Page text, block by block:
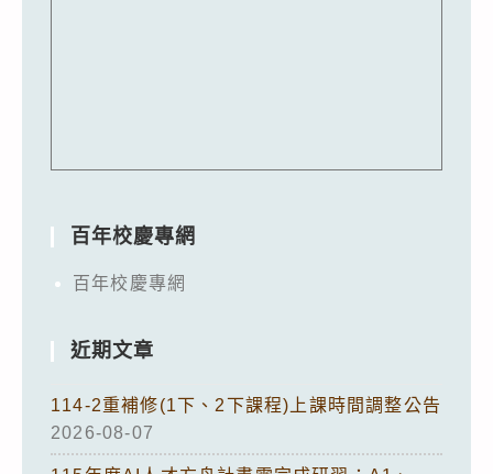
百年校慶專網
百年校慶專網
近期文章
114-2重補修(1下、2下課程)上課時間調整公告
2026-08-07